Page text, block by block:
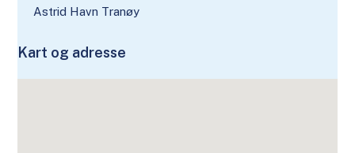
Astrid Havn Tranøy
Kart og adresse